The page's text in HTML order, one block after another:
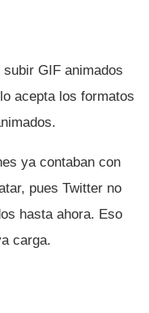
GIF animados
acepta los formatos
ya contaban con
pues Twitter no
hasta ahora. Eso
carga.